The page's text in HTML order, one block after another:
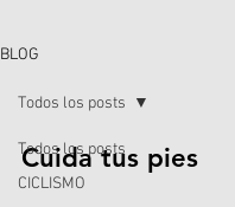
BLOG
Todos los posts
CICLISMO
Todos los posts
Cuida tus pies